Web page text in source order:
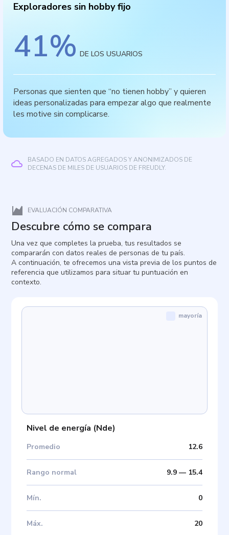
Exploradores sin hobby fijo
41% DE LOS USUARIOS
Personas que sienten que “no tienen hobby” y quieren
ideas personalizadas para empezar algo que realmente
les motive sin complicarse.
BASADO EN DATOS AGREGADOS Y ANONIMIZADOS DE
DECENAS DE MILES DE USUARIOS DE FREUDLY.
EVALUACIÓN COMPARATIVA
Descubre cómo se compara
Una vez que completes la prueba, tus resultados se
compararán con datos reales de personas de tu país.
A continuación, te ofrecemos una vista previa de los puntos de
referencia que utilizamos para situar tu puntuación en
contexto.
Nivel de energía (Nde)
Promedio 12.6
Rango normal 9.9— 15.4
Mín. 0
Máx. 20
mayoría